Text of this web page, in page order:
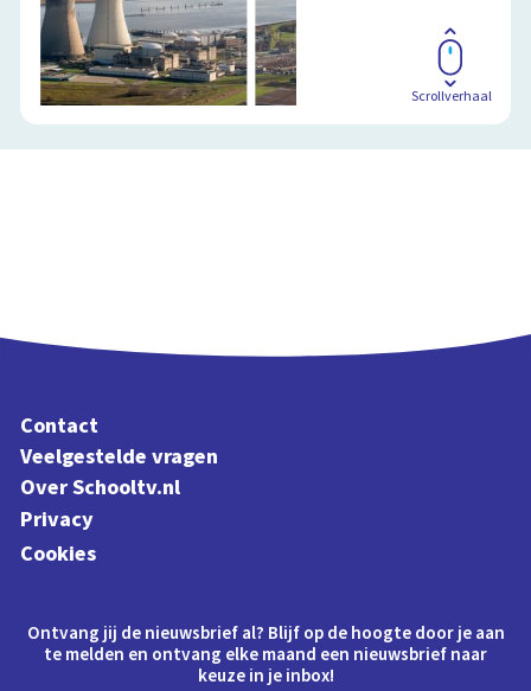
Scrollverhaal
Contact
Veelgestelde vragen
Over Schooltv.nl
Privacy
Cookies
Ontvang jij de nieuwsbrief al? Blijf op de hoogte door je aan
te melden en ontvang elke maand een nieuwsbrief naar
keuze in je inbox!